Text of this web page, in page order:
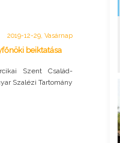
2019-12-29, Vasárnap
beiktatása
Szent Család-
Szalézi Tartomány